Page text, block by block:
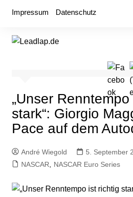
Impressum Datenschutz
„Unser
stark“: Giorgio
Pace auf dem
André Wiegold
5. September
NASCAR, NASCAR Euro Series